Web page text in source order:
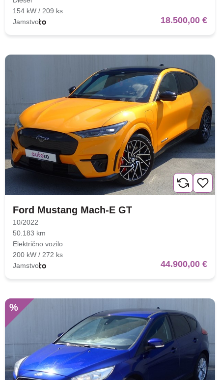
154 kW / 209 ks
Jamstvo
18.500,00 €
Ford Mustang Mach-E GT
10/2022
50.183 km
Električno vozilo
200 kW / 272 ks
Jamstvo
44.900,00 €
%
Nova lokacija - Slavonska
avenija 102, Resnik